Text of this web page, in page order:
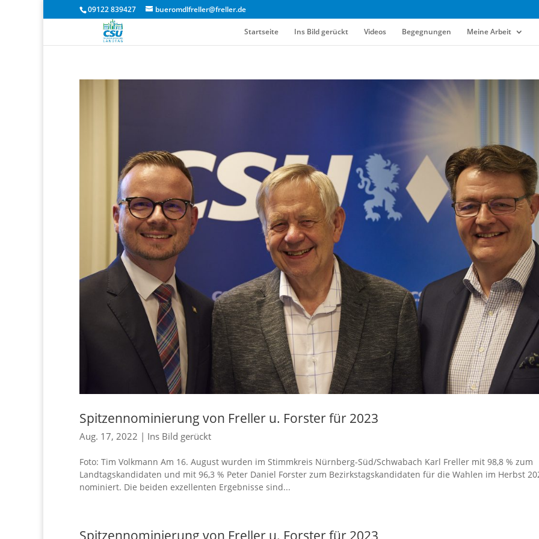
09122 839427 bueromdlfreller@freller.de
Startseite Ins Bild gerückt Videos Begegnungen Meine Arbeit
Spitzennominierung von Freller u. Forster für 2023
Aug. 17, 2022 | Ins Bild gerückt
Foto: Tim Volkmann Am 16. August wurden im Stimmkreis Nürnberg-Süd/Schwabach Karl Freller mit 98,8 % zum
Landtagskandidaten und mit 96,3 % Peter Daniel Forster zum Bezirkstagskandidaten für die Wahlen im Herbst
nominiert. Die beiden exzellenten Ergebnisse sind...
Spitzennominierung von Freller u. Forster für 2023